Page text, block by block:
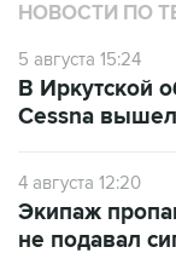
НОВОСТИ ПО
5 августа 15:24
В Иркутской
Cessna
4 августа 12:20
Экипаж
не подавал